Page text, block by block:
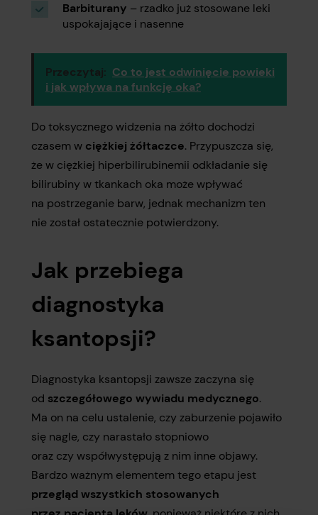
Barbiturany – rzadko już stosowane leki
uspokajające i nasenne
Przeczytaj: Co to jest odwinięcie powieki
i jak wpływa na funkcję oka?
Do toksycznego widzenia na żółto dochodzi
czasem w ciężkiej żółtaczce. Przypuszcza się,
że w ciężkiej hiperbilirubinemii odkładanie się
bilirubiny w tkankach oka może wpływać
na postrzeganie barw, jednak mechanizm ten
nie został ostatecznie potwierdzony.
Jak przebiega
diagnostyka
ksantopsji?
Diagnostyka ksantopsji zawsze zaczyna się
od szczegółowego wywiadu medycznego.
Ma on na celu ustalenie, czy zaburzenie pojawiło
się nagle, czy narastało stopniowo
oraz czy współwystępują z nim inne objawy.
Bardzo ważnym elementem tego etapu jest
przegląd wszystkich stosowanych